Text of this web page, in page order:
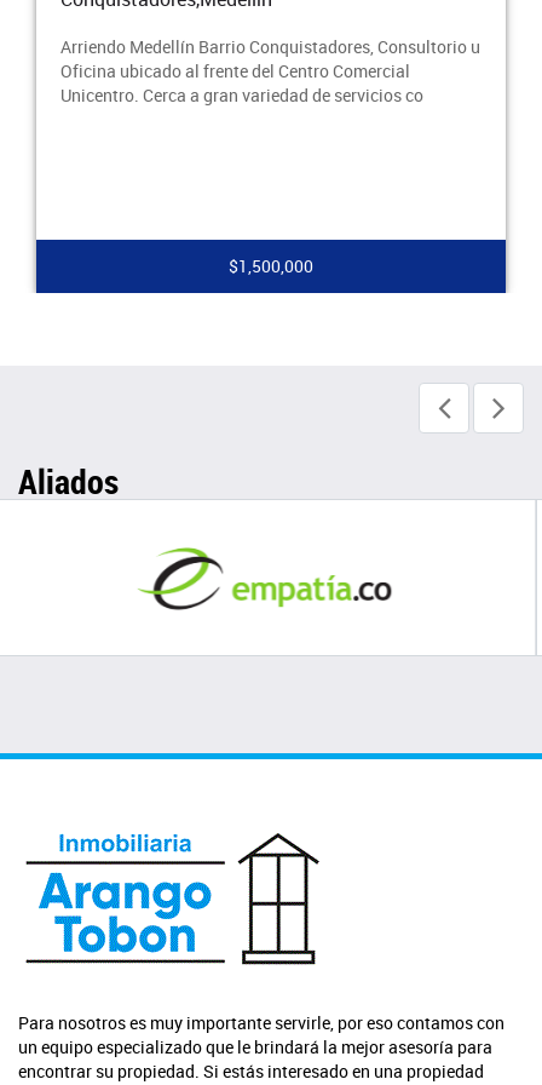
Consultorio u
Comercial
de servicios co
Arriendo Medellín Barrio
Oficina ubicado al frente del
Unicentro. Cerca a gran
Aliados
Para nosotros es muy importante servirle, por eso contamos con
un equipo especializado que le brindará la mejor asesoría para
encontrar su propiedad. Si estás interesado en una propiedad